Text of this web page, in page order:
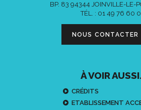
BP. 83 94344 JOINVILLE-LE-
TÉL. : 01 49 76 60
NOUS CONTACTER
À VOIR
CRÉDITS
ETABLISSEMENT